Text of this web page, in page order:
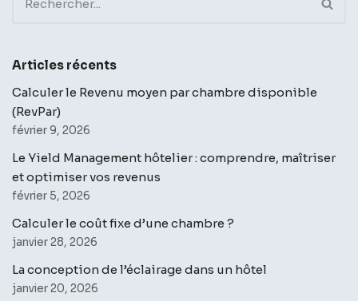
Articles récents
Calculer le Revenu moyen par chambre disponible
(RevPar)
février 9, 2026
Le Yield Management hôtelier : comprendre, maîtriser
et optimiser vos revenus
février 5, 2026
Calculer le coût fixe d’une chambre ?
janvier 28, 2026
La conception de l’éclairage dans un hôtel
janvier 20, 2026